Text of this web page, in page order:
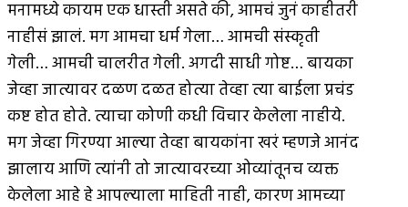
मनामध्ये कायम एक धास्ती असते की, आमचं जुनं काहीतरी
नाहीसं झालं. मग आमचा धर्म गेला… आमची संस्कृती
गेली… आमची चालरीत गेली. अगदी साधी गोष्ट… बायका
जेव्हा जात्यावर दळण दळत होत्या तेव्हा त्या बाईला प्रचंड
कष्ट होत होते. त्याचा कोणी कधी विचार केलेला नाहीये.
मग जेव्हा गिरण्या आल्या तेव्हा बायकांना खरं म्हणजे आनंद
झालाय आणि त्यांनी तो जात्यावरच्या ओव्यांतूनच व्यक्त
केलेला आहे हे आपल्याला माहिती नाही, कारण आमच्या